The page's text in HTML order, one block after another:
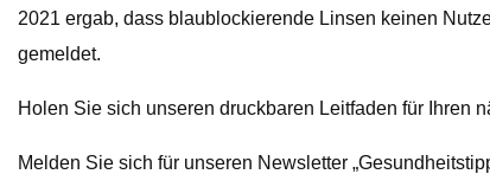
2021 ergab, dass blaublockierende Linsen keinen
gemeldet.
Holen Sie sich unseren druckbaren Leitfaden für Ihren
Melden Sie sich für unseren Newsletter